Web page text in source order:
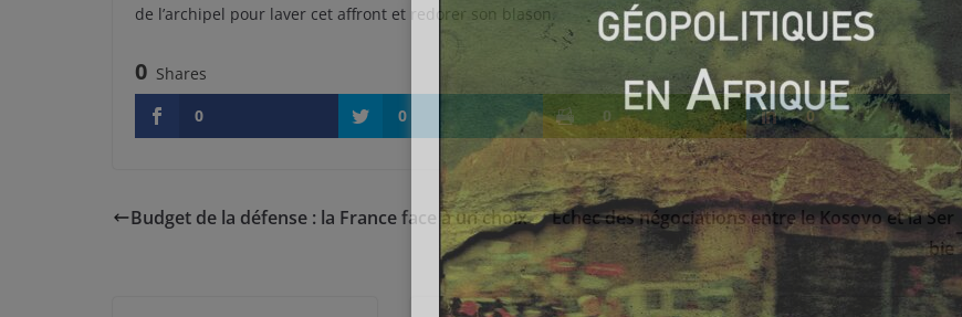
de l’archipel pour laver cet affront et redorer son blason.
0 Shares
0
0 0 0
Budget de la défense : la France face à un choix
Echec des négociations entre le Kosovo et la Ser
bie